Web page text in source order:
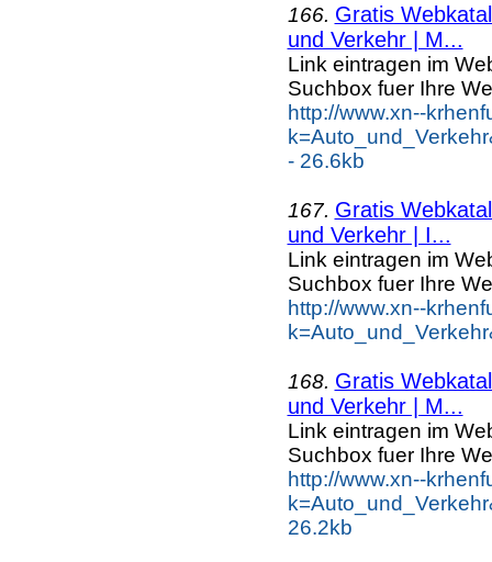
166. Gratis
und Verkehr | M...
Link eintragen im
Suchbox fuer Ihre
http://www.xn--
- 26.6kb
167. Gratis
und Verkehr | I...
Link eintragen im
Suchbox fuer Ihre
http://www.xn--
168. Gratis
und Verkehr | M...
Link eintragen im
Suchbox fuer Ihre
http://www.xn--
26.2kb